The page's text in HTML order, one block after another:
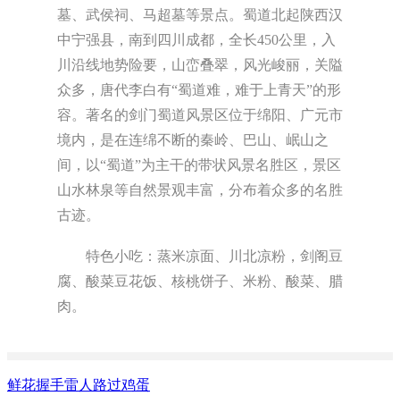
墓、武侯祠、马超墓等景点。蜀道北起陕西汉
中宁强县，南到四川成都，全长450公里，入
川沿线地势险要，山峦叠翠，风光峻丽，关隘
众多，唐代李白有“蜀道难，难于上青天”的形
容。著名的剑门蜀道风景区位于绵阳、广元市
境内，是在连绵不断的秦岭、巴山、岷山之
间，以“蜀道”为主干的带状风景名胜区，景区
山水林泉等自然景观丰富，分布着众多的名胜
古迹。
特色小吃：蒸米凉面、川北凉粉，剑阁豆
腐、酸菜豆花饭、核桃饼子、米粉、酸菜、腊
肉。
鲜花握手雷人 路过鸡蛋